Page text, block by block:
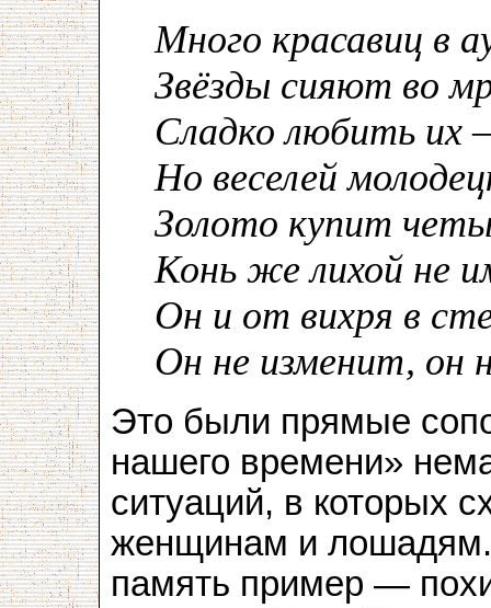
Много красавиц в
Звёзды сияют во
Сладко любить их
Но веселей
Золото купит
Конь же лихой не
Он и от вихря в
Он не изменит, он
Это были прямые
нашего времени»
ситуаций, в которых
женщинам и
память пример —